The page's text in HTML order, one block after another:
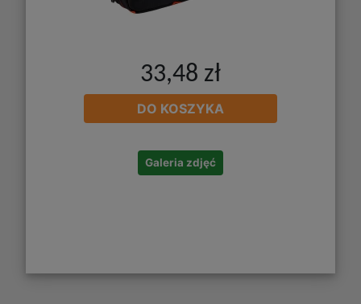
33,48 zł
DO KOSZYKA
Galeria zdjęć